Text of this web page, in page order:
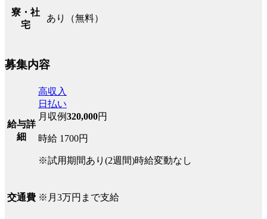
寮・社
宅
あり（無料）
募集内容
給与詳
細
高収入
日払い
月収例320,000円
時給 1700円
※試用期間あり(2週間)時給変動なし
交通費 ※月3万円まで支給